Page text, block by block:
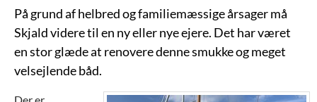
På grund af helbred og familiemæssige årsager må
Skjald videre til en ny eller nye ejere. Det har været
en stor glæde at renovere denne smukke og meget
velsejlende båd.